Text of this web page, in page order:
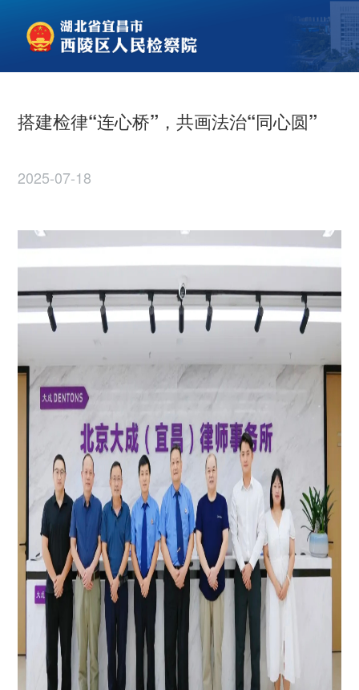
搭建检律“连心桥”，共画法治“同心圆”
2025-07-18